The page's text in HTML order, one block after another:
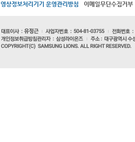
영상정보처리기기 운영관리방침 이메일무단수집거부